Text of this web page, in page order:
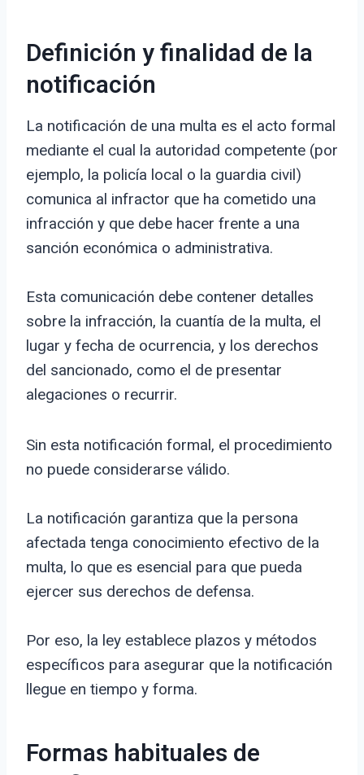
Definición y finalidad de la
notificación
La notificación de una multa es el acto formal
mediante el cual la autoridad competente (por
ejemplo, la policía local o la guardia civil)
comunica al infractor que ha cometido una
infracción y que debe hacer frente a una
sanción económica o administrativa.
Esta comunicación debe contener detalles
sobre la infracción, la cuantía de la multa, el
lugar y fecha de ocurrencia, y los derechos
del sancionado, como el de presentar
alegaciones o recurrir.
Sin esta notificación formal, el procedimiento
no puede considerarse válido.
La notificación garantiza que la persona
afectada tenga conocimiento efectivo de la
multa, lo que es esencial para que pueda
ejercer sus derechos de defensa.
Por eso, la ley establece plazos y métodos
específicos para asegurar que la notificación
llegue en tiempo y forma.
Formas habituales de